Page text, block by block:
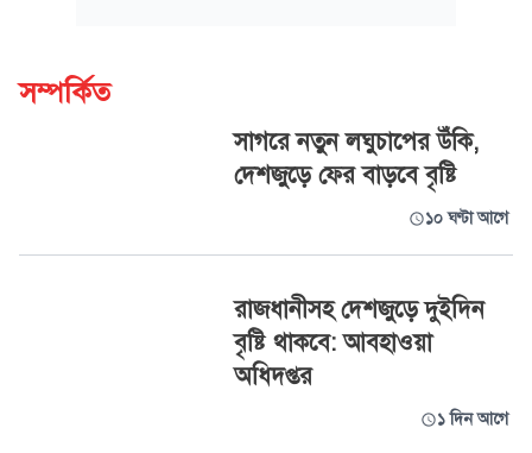
সম্পর্কিত
সাগরে নতুন লঘুচাপের উঁকি,
দেশজুড়ে ফের বাড়বে বৃষ্টি
১০ ঘণ্টা আগে
রাজধানীসহ দেশজুড়ে দুইদিন
বৃষ্টি থাকবে: আবহাওয়া
অধিদপ্তর
১ দিন আগে